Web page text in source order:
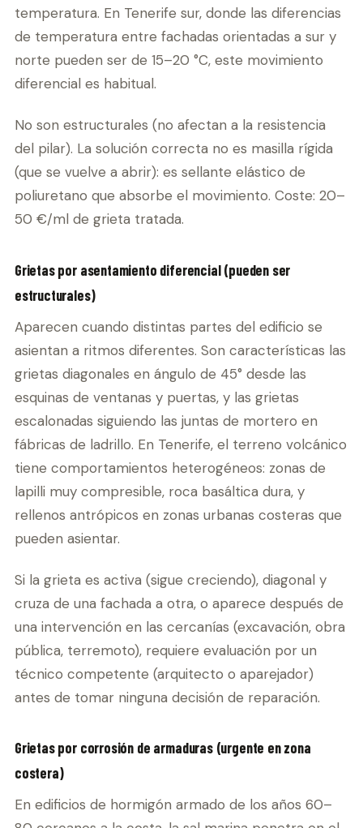
temperatura. En Tenerife sur, donde las diferencias
de temperatura entre fachadas orientadas a sur y
norte pueden ser de 15–20 °C, este movimiento
diferencial es habitual.
No son estructurales (no afectan a la resistencia
del pilar). La solución correcta no es masilla rígida
(que se vuelve a abrir): es sellante elástico de
poliuretano que absorbe el movimiento. Coste: 20–
50 €/ml de grieta tratada.
Grietas por asentamiento diferencial (pueden ser
estructurales)
Aparecen cuando distintas partes del edificio se
asientan a ritmos diferentes. Son características las
grietas diagonales en ángulo de 45° desde las
esquinas de ventanas y puertas, y las grietas
escalonadas siguiendo las juntas de mortero en
fábricas de ladrillo. En Tenerife, el terreno volcánico
tiene comportamientos heterogéneos: zonas de
lapilli muy compresible, roca basáltica dura, y
rellenos antrópicos en zonas urbanas costeras que
pueden asientar.
Si la grieta es activa (sigue creciendo), diagonal y
cruza de una fachada a otra, o aparece después de
una intervención en las cercanías (excavación, obra
pública, terremoto), requiere evaluación por un
técnico competente (arquitecto o aparejador)
antes de tomar ninguna decisión de reparación.
Grietas por corrosión de armaduras (urgente en zona
costera)
En edificios de hormigón armado de los años 60–